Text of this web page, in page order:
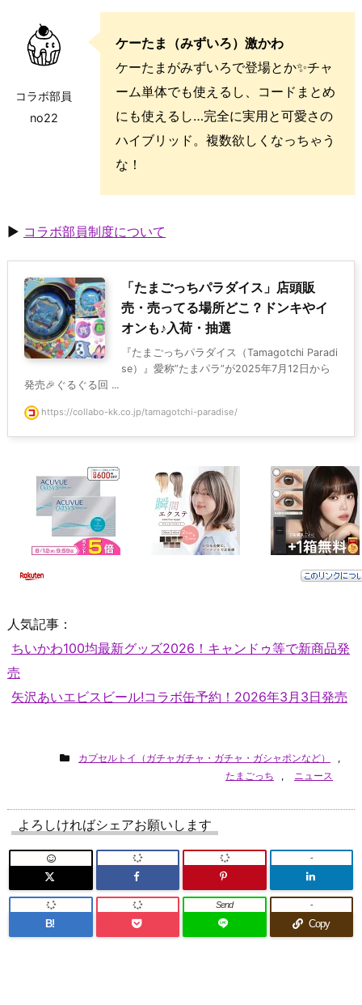
コラボ部員
no22
ケーたま（みずいろ）激かわ
ケーたまがみずいろで登場とか✨チャ
ーム単体でも使えるし、コードまとめ
にも使えるし…完全に実用と可愛さの
ハイブリッド。複数欲しくなっちゃう
な！
▶ コラボ部員制度について
「たまごっちパラダイス」店頭販
売・売ってる場所どこ？ドンキやイ
オンも♪入荷・抽選
『たまごっちパラダイス（Tamagotchi Paradi
se）』愛称”たまパラ”が2025年7月12日から
発売🎉ぐるぐる回 ...
https://collabo-kk.co.jp/tamagotchi-paradise/
人気記事：
ちいかわ100均最新グッズ2026！キャンドゥ等で新商品発
売
矢沢あいエビスビール!コラボ缶予約！2026年3月3日発売
カプセルトイ（ガチャガチャ・ガチャ・ガシャポンなど）
,
たまごっち
, ニュース
よろしければシェアお願いします
-
B!
Send
Copy
-